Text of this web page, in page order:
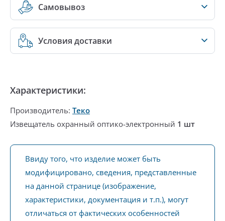
Самовывоз
Условия доставки
Характеристики:
Производитель: Теко
Извещатель охранный оптико-электронный 1 шт
Ввиду того, что изделие может быть
модифицировано, сведения, представленные
на данной странице (изображение,
характеристики, документация и т.п.), могут
отличаться от фактических особенностей